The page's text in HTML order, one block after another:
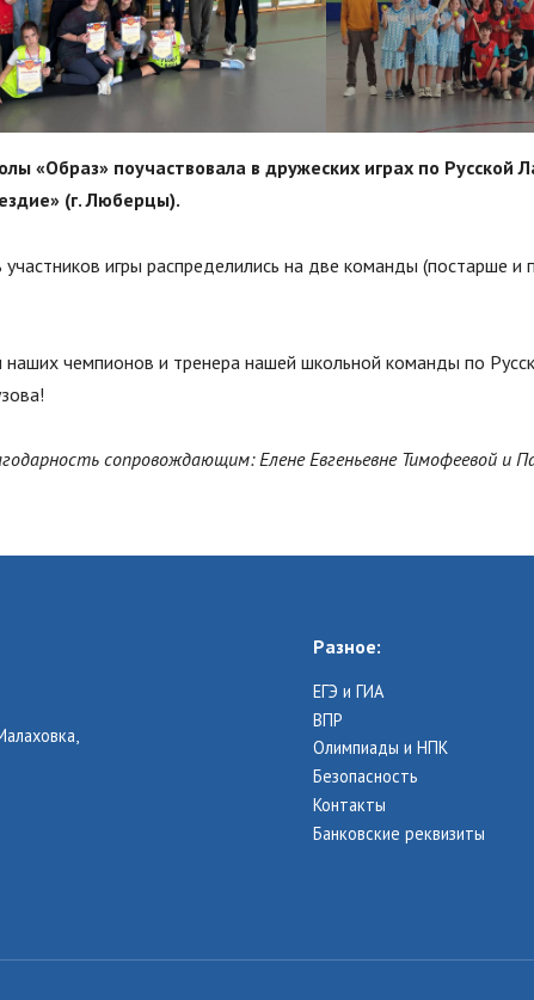
«Образ» поучаствовала в дружеских играх по Русской
(г. Люберцы).
игры распределились на две команды (постарше и
чемпионов и тренера нашей школьной команды по
сопровождающим: Елене Евгеньевне Тимофеевой и
Разное:
ЕГЭ и ГИА
ВПР
Олимпиады и НПК
Безопасность
Контакты
Банковские реквизиты